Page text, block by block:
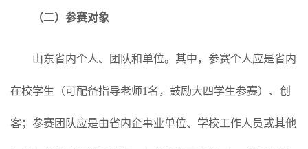
（二）参赛对象
山东省内个人、团队和单位。其中，参赛个人应是省内
在校学生（可配备指导老师1名，鼓励大四学生参赛）、创
客；参赛团队应是由省内企事业单位、学校工作人员或其他